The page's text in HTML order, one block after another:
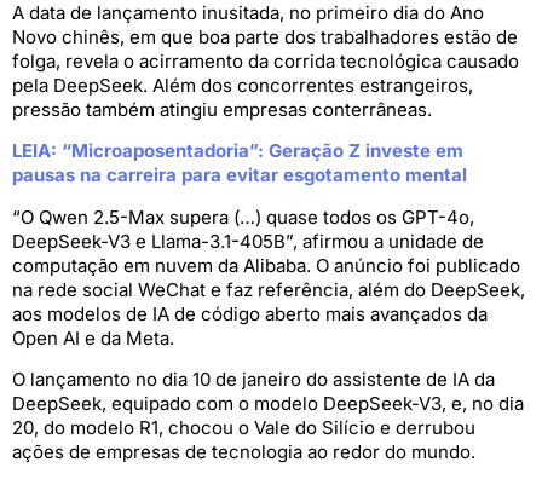
A data de lançamento inusitada, no primeiro dia do Ano
Novo chinês, em que boa parte dos trabalhadores estão de
folga, revela o acirramento da corrida tecnológica causado
pela DeepSeek. Além dos concorrentes estrangeiros,
pressão também atingiu empresas conterrâneas.
LEIA: “Microaposentadoria”: Geração Z investe em
pausas na carreira para evitar esgotamento mental
“O Qwen 2.5-Max supera (…) quase todos os GPT-4o,
DeepSeek-V3 e Llama-3.1-405B”, afirmou a unidade de
computação em nuvem da Alibaba. O anúncio foi publicado
na rede social WeChat e faz referência, além do DeepSeek,
aos modelos de IA de código aberto mais avançados da
Open AI e da Meta.
O lançamento no dia 10 de janeiro do assistente de IA da
DeepSeek, equipado com o modelo DeepSeek-V3, e, no dia
20, do modelo R1, chocou o Vale do Silício e derrubou
ações de empresas de tecnologia ao redor do mundo.